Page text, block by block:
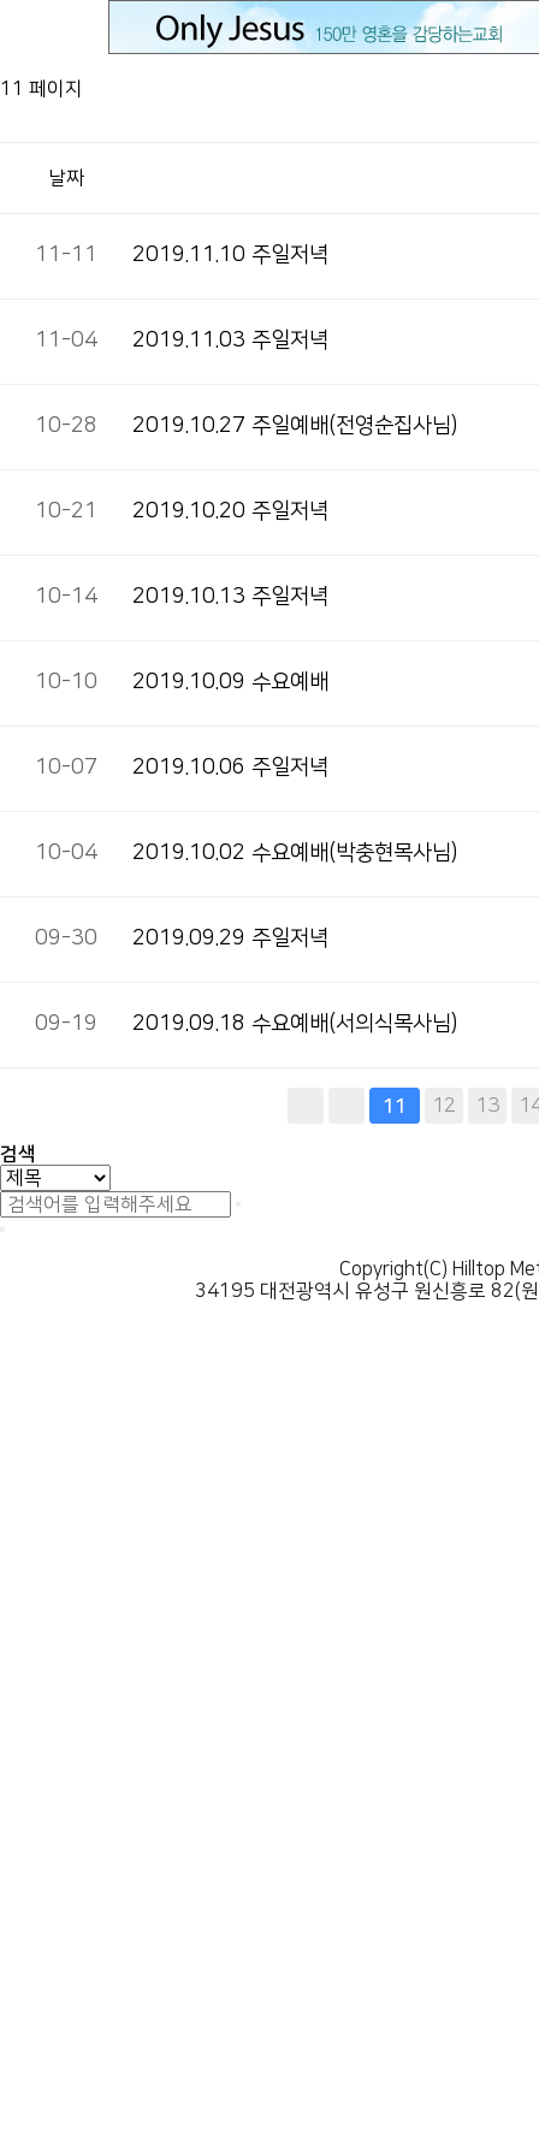
11 페이지
날짜
11-11 2019.11.10 주일저녁
11-04 2019.11.03 주일저녁
10-28 2019.10.27 주일예배(전영순집사님)
10-21 2019.10.20 주일저녁
10-14 2019.10.13 주일저녁
10-10 2019.10.09 수요예배
10-07 2019.10.06 주일저녁
10-04 2019.10.02 수요예배(박충현목사님)
09-30 2019.09.29 주일저녁
09-19 2019.09.18 수요예배(서의식목사님)
11 12 13
검색
Copyright(C) Hilltop
34195 대전광역시 유성구 원신흥로